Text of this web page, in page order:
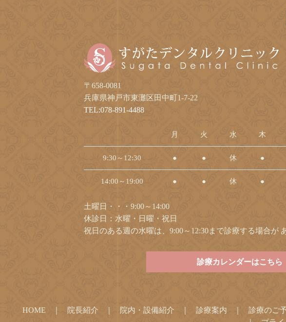
〒658-0081
兵庫県神戸市東灘区田中町1-7-22
TEL:078-891-4488
月 火 水 木
9:30～12:30 ● ● 休 ●
14:00～19:00 ● ● 休 ●
土曜日・・・9:00～14:00
休診日：水曜・日曜・祝日
祝日のある週の水曜は、9:00～12:30まで診療する場合が
診療カレンダーはこちら
HOME 院長紹介 院内・設備紹介 診療案内 診療のご